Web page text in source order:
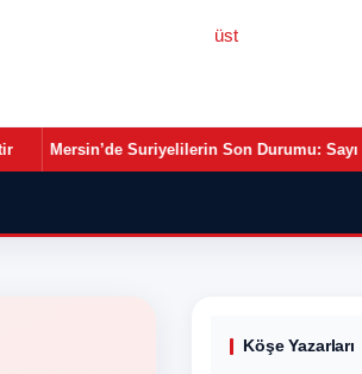
Azalıyor, Göçün Etkileri Devam Ediyor •
Köşe Yazarları